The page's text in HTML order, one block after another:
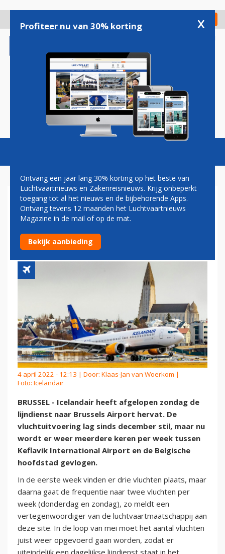
gaan
Check in
Magazine Podcasts Vacatures
ICELANDAIR NA KORTE
PAUZE TERUG OP BRUSSELS
AIRPORT
4 april 2022 - 12:13 | Door: Klaas-Jan van Woerkom |
Foto: Icelandair
BRUSSEL - Icelandair heeft afgelopen zondag de
lijndienst naar Brussels Airport hervat. De
vluchtuitvoering lag sinds december stil, maar nu
wordt er weer meerdere keren per week tussen
Keflavik International Airport en de Belgische
hoofdstad gevlogen.
In de eerste week vinden er drie vluchten plaats, maar
daarna gaat de frequentie naar twee vluchten per
week (donderdag en zondag), zo meldt een
vertegenwoordiger van de luchtvaartmaatschappij aan
deze site. In de loop van mei moet het aantal vluchten
juist weer opgevoerd gaan worden, zodat er
Profiteer nu van 30% korting x
Ontvang een jaar lang 30% korting op het beste van
Luchtvaartnieuws en Zakenreisnieuws. Krijg onbeperkt
toegang tot al het nieuws en de bijbehorende Apps.
Ontvang tevens 12 maanden het Luchtvaartnieuws
Magazine in de mail of op de mat.
Bekijk aanbieding